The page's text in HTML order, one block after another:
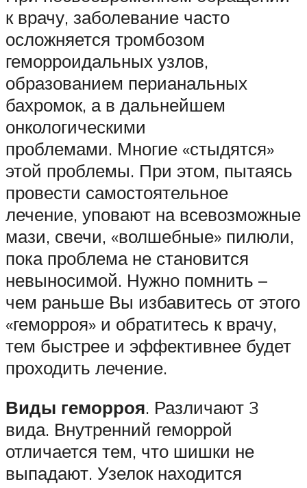
к врачу, заболевание часто
осложняется тромбозом
геморроидальных узлов,
образованием перианальных
бахромок, а в дальнейшем
онкологическими
проблемами. Многие «стыдятся»
этой проблемы. При этом, пытаясь
провести самостоятельное
лечение, уповают на всевозможные
мази, свечи, «волшебные» пилюли,
пока проблема не становится
невыносимой. Нужно помнить –
чем раньше Вы избавитесь от этого
«геморроя» и обратитесь к врачу,
тем быстрее и эффективнее будет
проходить лечение.
Виды геморроя. Различают 3
вида. Внутренний геморрой
отличается тем, что шишки не
выпадают. Узелок находится